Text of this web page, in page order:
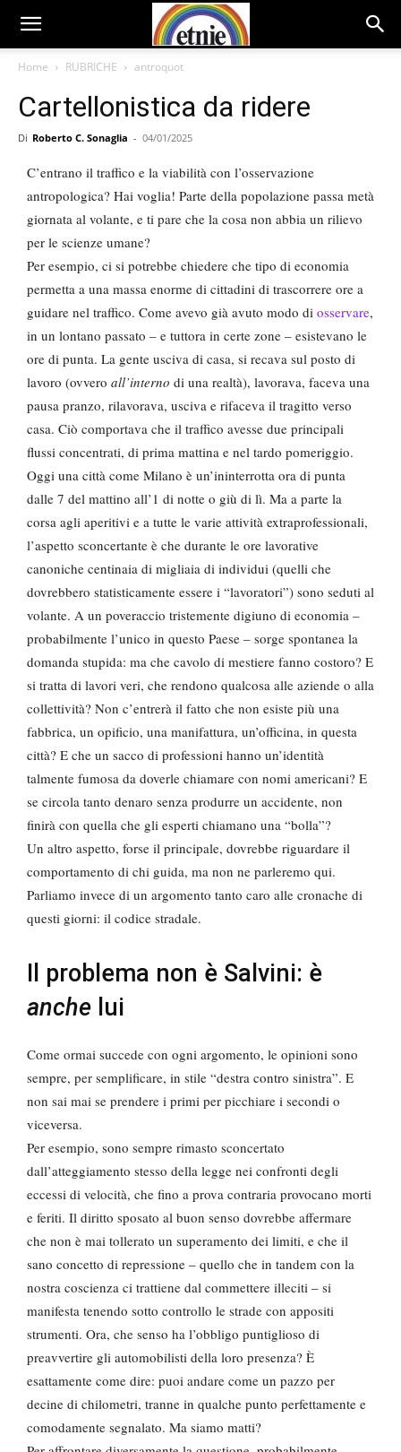
Home RUBRICHE antroquot
Cartellonistica da ridere
Di Roberto C. Sonaglia - 04/01/2025
C’entrano il traffico e la viabilità con l’osservazione
antropologica? Hai voglia! Parte della popolazione passa metà
giornata al volante, e ti pare che la cosa non abbia un rilievo
per le scienze umane?
Per esempio, ci si potrebbe chiedere che tipo di economia
permetta a una massa enorme di cittadini di trascorrere ore a
guidare nel traffico. Come avevo già avuto modo di osservare,
in un lontano passato – e tuttora in certe zone – esistevano le
ore di punta. La gente usciva di casa, si recava sul posto di
lavoro (ovvero all’interno di una realtà), lavorava, faceva una
pausa pranzo, rilavorava, usciva e rifaceva il tragitto verso
casa. Ciò comportava che il traffico avesse due principali
flussi concentrati, di prima mattina e nel tardo pomeriggio.
Oggi una città come Milano è un’ininterrotta ora di punta
dalle 7 del mattino all’1 di notte o giù di lì. Ma a parte la
corsa agli aperitivi e a tutte le varie attività extraprofessionali,
l’aspetto sconcertante è che durante le ore lavorative
canoniche centinaia di migliaia di individui (quelli che
dovrebbero statisticamente essere i “lavoratori”) sono seduti al
volante. A un poveraccio tristemente digiuno di economia –
probabilmente l’unico in questo Paese – sorge spontanea la
domanda stupida: ma che cavolo di mestiere fanno costoro? E
si tratta di lavori veri, che rendono qualcosa alle aziende o alla
collettività? Non c’entrerà il fatto che non esiste più una
fabbrica, un opificio, una manifattura, un’officina, in questa
città? E che un sacco di professioni hanno un’identità
talmente fumosa da doverle chiamare con nomi americani? E
se circola tanto denaro senza produrre un accidente, non
finirà con quella che gli esperti chiamano una “bolla”?
Un altro aspetto, forse il principale, dovrebbe riguardare il
comportamento di chi guida, ma non ne parleremo qui.
Parliamo invece di un argomento tanto caro alle cronache di
questi giorni: il codice stradale.
Il problema non è Salvini: è
anche lui
Come ormai succede con ogni argomento, le opinioni sono
sempre, per semplificare, in stile “destra contro sinistra”. E
non sai mai se prendere i primi per picchiare i secondi o
viceversa.
Per esempio, sono sempre rimasto sconcertato
dall’atteggiamento stesso della legge nei confronti degli
eccessi di velocità, che fino a prova contraria provocano morti
e feriti. Il diritto sposato al buon senso dovrebbe affermare
che non è mai tollerato un superamento dei limiti, e che il
sano concetto di repressione – quello che in tandem con la
nostra coscienza ci trattiene dal commettere illeciti – si
manifesta tenendo sotto controllo le strade con appositi
strumenti. Ora, che senso ha l’obbligo puntiglioso di
preavvertire gli automobilisti della loro presenza? È
esattamente come dire: puoi andare come un pazzo per
decine di chilometri, tranne in qualche punto perfettamente e
comodamente segnalato. Ma siamo matti?